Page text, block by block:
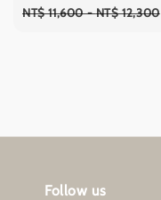
Regular
NT$ 11,600-NT$ 12,300
Follow us